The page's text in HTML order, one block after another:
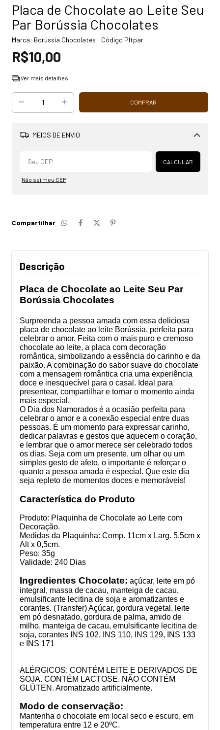
Placa de Chocolate ao Leite Seu
Par Borússia Chocolates
Marca: Borússia Chocolates Código Pltpar
R$10,00
Ver mais detalhes
MEIOS DE ENVIO
Alterar CEP
CALCULAR
Não sei meu CEP
Compartilhar
Descrição
Placa de Chocolate ao Leite Seu Par
Borússia Chocolates
Surpreenda a pessoa amada com essa deliciosa
placa de chocolate ao leite Borússia, perfeita para
celebrar o amor. Feita com o mais puro e cremoso
chocolate ao leite, a placa com decoração
romântica, simbolizando a essência do carinho e da
paixão. A combinação do sabor suave do chocolate
com a mensagem romântica cria uma experiência
doce e inesquecível para o casal. Ideal para
presentear, compartilhar e tornar o momento ainda
mais especial.
O Dia dos Namorados é a ocasião perfeita para
celebrar o amor e a conexão especial entre duas
pessoas. É um momento para expressar carinho,
dedicar palavras e gestos que aquecem o coração,
e lembrar que o amor merece ser celebrado todos
os dias. Seja com um presente, um olhar ou um
simples gesto de afeto, o importante é reforçar o
quanto a pessoa amada é especial. Que este dia
seja repleto de momentos doces e memoráveis!
Característica do Produto
Produto: Plaquinha de Chocolate ao Leite com
Decoração.
Medidas da Plaquinha: Comp. 11cm x Larg. 5,5cm x
Alt x 0,5cm.
Peso: 35g
Validade: 240 Dias
Ingredientes Chocolate: açúcar, leite em pó
integral, massa de cacau, manteiga de cacau,
emulsificante lecitina de soja e aromatizantes e
corantes. (Transfer) Açúcar, gordura vegetal, leite
em pó desnatado, gordura de palma, amido de
milho, manteiga de cacau, emulsificante lecitina de
soja, corantes INS 102, INS 110, INS 129, INS 133
e INS 171
ALÉRGICOS: CONTÉM LEITE E DERIVADOS DE
SOJA. CONTÉM LACTOSE. NÃO CONTÉM
GLÚTEN. Aromatizado artificialmente.
Modo de conservação:
Mantenha o chocolate em local seco e escuro, em
temperatura entre 12 e 20ºC.